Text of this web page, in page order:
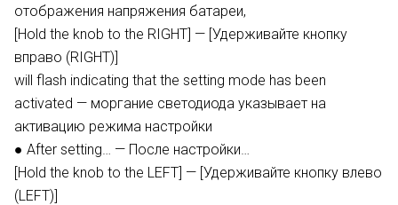
отображения напряжения батареи,
[Hold the knob to the RIGHT] — [Удерживайте кнопку
вправо (RIGHT)]
will flash indicating that the setting mode has been
activated — моргание светодиода указывает на
активацию режима настройки
● After setting… — После настройки…
[Hold the knob to the LEFT] — [Удерживайте кнопку влево
(LEFT)]